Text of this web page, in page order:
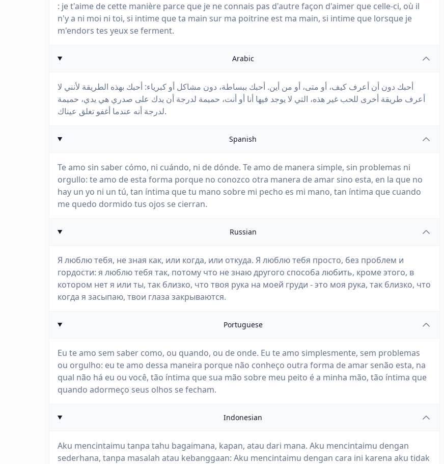
: je t'aime de cette manière parce que je ne connais pas d'autre façon d'aimer que celle-ci, où il
n'y a ni moi ni toi, si intime que ta main sur ma poitrine est ma main, si intime que lorsque je
m'endors tes yeux se ferment.
Arabic
أحبك دون أن أعرف كيف، أو متى، أو من أين. أحبك ببساطة، دون مشاكل أو كبرياء: أحبك بهذه الطريقة لأنني لا
أعرف طريقة أخرى للحب غير هذه، التي لا يوجد فيها أنا أو أنت، حميمة لدرجة أن يدك على صدري هي يدي، حميمة
لدرجة أنه عندما أغفو تغلق عيناك.
Spanish
Te amo sin saber cómo, ni cuándo, ni de dónde. Te amo de manera simple, sin problemas ni
orgullo: te amo de esta forma porque no conozco otra manera de amar sino esta, en la que no
hay un yo ni un tú, tan íntima que tu mano sobre mi pecho es mi mano, tan íntima que cuando
me quedo dormido tus ojos se cierran.
Russian
Я люблю тебя, не зная как, или когда, или откуда. Я люблю тебя просто, без проблем и
гордости: я люблю тебя так, потому что не знаю другого способа любить, кроме этого, в
котором нет я или ты, так близко, что твоя рука на моей груди - это моя рука, так близко, что
когда я засыпаю, твои глаза закрываются.
Portuguese
Eu te amo sem saber como, ou quando, ou de onde. Eu te amo simplesmente, sem problemas
ou orgulho: eu te amo dessa maneira porque não conheço outra forma de amar senão esta, na
qual não há eu ou você, tão íntima que sua mão sobre meu peito é a minha mão, tão íntima que
quando adormeço seus olhos se fecham.
Indonesian
Aku mencintaimu tanpa tahu bagaimana, kapan, atau dari mana. Aku mencintaimu dengan
sederhana, tanpa masalah atau kebanggaan: Aku mencintaimu dengan cara ini karena aku tidak